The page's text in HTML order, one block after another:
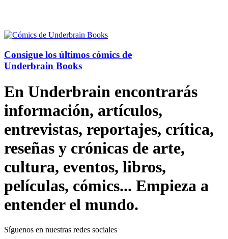
Consigue los últimos cómics de
Underbrain Books
En Underbrain encontrarás
información, artículos,
entrevistas, reportajes, crítica,
reseñas y crónicas de arte,
cultura, eventos, libros,
películas, cómics... Empieza a
entender el mundo.
Síguenos en nuestras redes sociales